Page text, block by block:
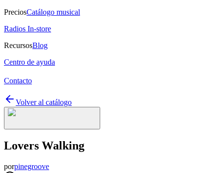
PreciosCatálogo musical
Radios In-store
RecursosBlog
Centro de ayuda
Contacto
Volver al catálogo
Lovers Walking
porpinegroove